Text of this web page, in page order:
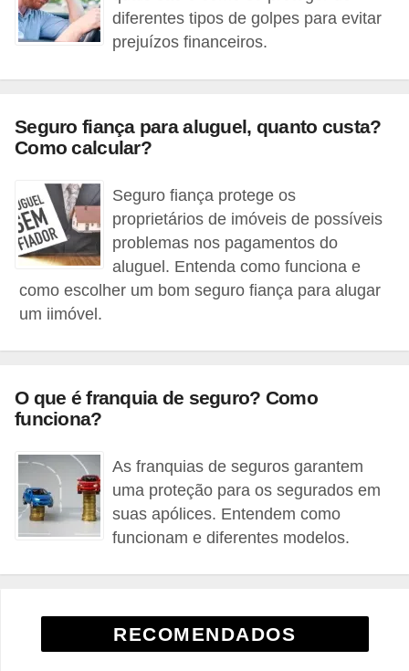
diferentes tipos de golpes para evitar
prejuízos financeiros.
Seguro fiança para aluguel, quanto custa?
Como calcular?
Seguro fiança protege os
proprietários de imóveis de possíveis
problemas nos pagamentos do
aluguel. Entenda como funciona e
como escolher um bom seguro fiança para alugar
um iimóvel.
O que é franquia de seguro? Como
funciona?
As franquias de seguros garantem
uma proteção para os segurados em
suas apólices. Entendem como
funcionam e diferentes modelos.
RECOMENDADOS
r
a
o
r
e
t
r
s
e
e
g
u
o